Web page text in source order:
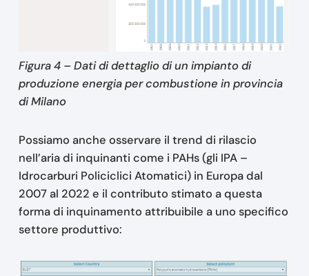
Figura 4 – Dati di dettaglio di un impianto di
produzione energia per combustione in provincia
di Milano
Possiamo anche osservare il trend di rilascio
nell’aria di inquinanti come i PAHs (gli IPA –
Idrocarburi Policiclici Atomatici) in Europa dal
2007 al 2022 e il contributo stimato a questa
forma di inquinamento attribuibile a uno specifico
settore produttivo: